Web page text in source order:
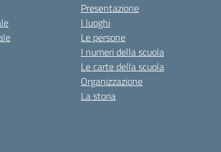
Presentazione
I luoghi
Le persone
I numeri della scuola
Le carte della scuola
Organizzazione
La storia